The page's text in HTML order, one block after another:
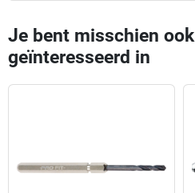
Je bent misschien ook
geïnteresseerd in